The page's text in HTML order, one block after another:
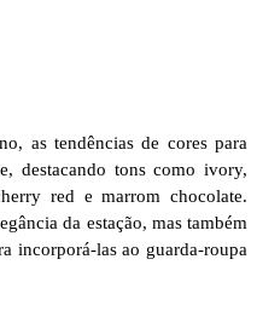
as tendências de cores para
destacando tons como ivory,
red e marrom chocolate.
da estação, mas também
incorporá-las ao guarda-roupa